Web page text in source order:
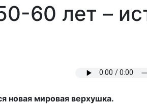
60 лет –
новая мировая верхушка.